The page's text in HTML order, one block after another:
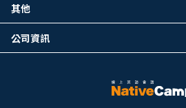
其他
公司資訊